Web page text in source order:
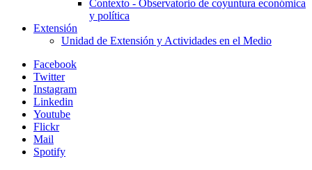
Contexto - Observatorio de coyuntura económica
y política
Extensión
Unidad de Extensión y Actividades en el Medio
Facebook
Twitter
Instagram
Linkedin
Youtube
Flickr
Mail
Spotify